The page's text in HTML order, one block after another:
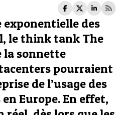
exponentielle des
le think tank The
la sonnette
pourraient
de l’usage des
Europe. En effet,